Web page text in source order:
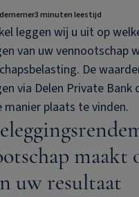
3 minuten leestijd
leggen wij u uit op
van uw vennootschap
De
via Delen Private Bank
manier plaats te vinden.
maakt
uw resultaat